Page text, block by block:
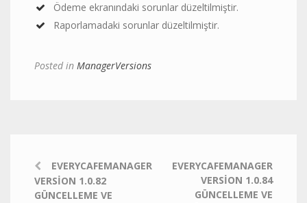
Ödeme ekranındaki sorunlar düzeltilmiştir.
Raporlamadaki sorunlar düzeltilmiştir.
Posted in ManagerVersions
EVERYCAFEMANAGER
VERSION 1.0.82
GÜNCELLEME VE
EVERYCAFEMANAGER
VERSION 1.0.84
GÜNCELLEME VE